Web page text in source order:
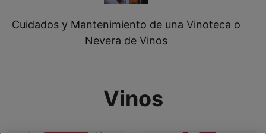
Cuidados y Mantenimiento de una Vinoteca o
Nevera de Vinos
Vinos